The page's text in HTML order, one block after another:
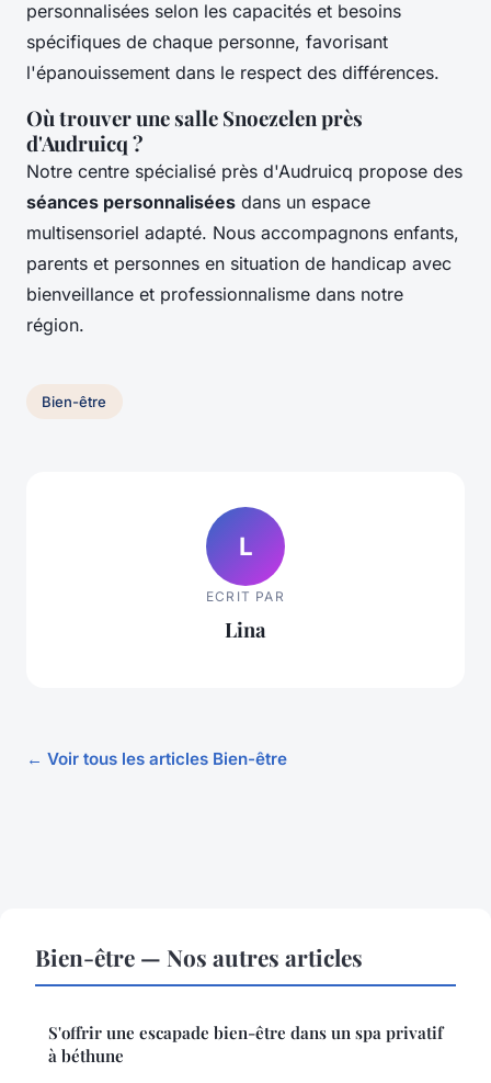
personnalisées selon les capacités et besoins
spécifiques de chaque personne, favorisant
l'épanouissement dans le respect des différences.
Où trouver une salle Snoezelen près
d'Audruicq ?
Notre centre spécialisé près d'Audruicq propose des
séances personnalisées dans un espace
multisensoriel adapté. Nous accompagnons enfants,
parents et personnes en situation de handicap avec
bienveillance et professionnalisme dans notre
région.
Bien-être
L
ECRIT PAR
Lina
← Voir tous les articles Bien-être
Bien-être — Nos autres articles
S'offrir une escapade bien-être dans un spa privatif
à béthune